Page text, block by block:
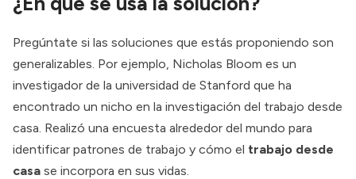
Pregúntate si las soluciones que estás proponiendo son
generalizables. Por ejemplo, Nicholas Bloom es un
investigador de la universidad de Stanford que ha
encontrado un nicho en la investigación del trabajo desde
casa. Realizó una encuesta alrededor del mundo para
identificar patrones de trabajo y cómo el trabajo desde
casa se incorpora en sus vidas.